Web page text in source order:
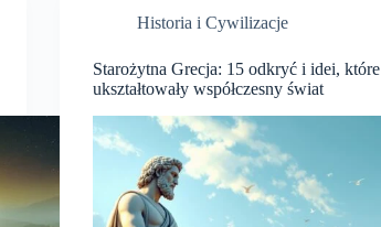
Historia i Cywilizacje
Starożytna Grecja: 15 odkryć i idei, które
ukształtowały współczesny świat